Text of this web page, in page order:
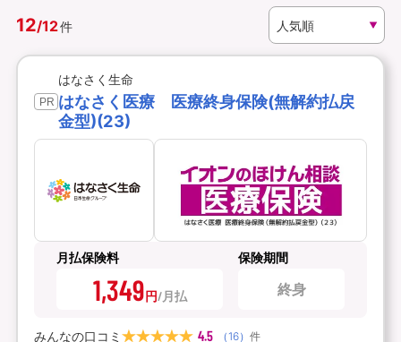
イオンカード会員さま専用保険
12/12件
PR
はなさく生命
はなさく医療 医療終身保険(無解約払戻
金型)(23)
月払保険料
1,349円
保険期間
終身
みんなの口コミ 4.5 （ 16） 件